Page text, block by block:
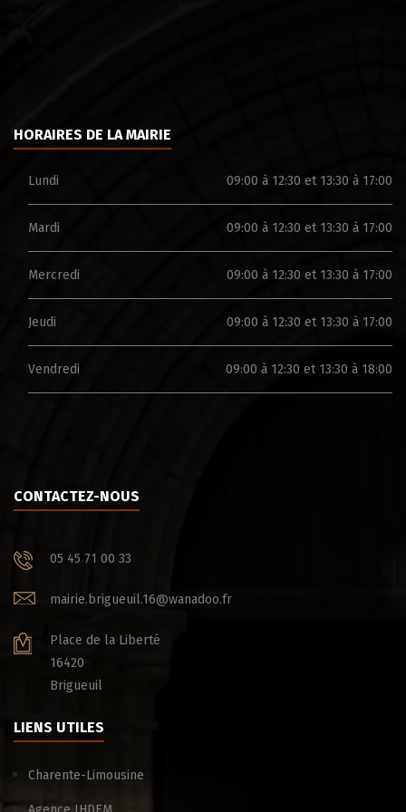
HORAIRES DE LA MAIRIE
Lundi 09:00 à 12:30 et 13:30 à 17:00
Mardi 09:00 à 12:30 et 13:30 à 17:00
Mercredi 09:00 à 12:30 et 13:30 à 17:00
Jeudi 09:00 à 12:30 et 13:30 à 17:00
Vendredi 09:00 à 12:30 et 13:30 à 18:00
CONTACTEZ-NOUS
05 45 71 00 33
mairie.brigueuil.16@wanadoo.fr
Place de la Liberté
16420
Brigueuil
LIENS UTILES
Charente-Limousine